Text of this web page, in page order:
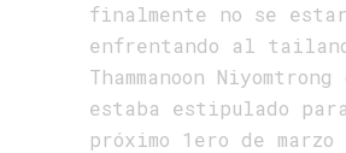
finalmente no se
enfrentando al
Thammanoon Niyomtrong
estaba estipulado
próximo 1ero de